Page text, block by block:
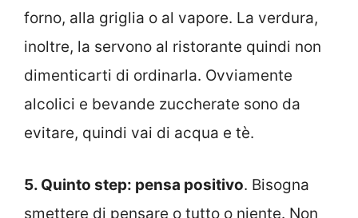
forno, alla griglia o al vapore. La verdura,
inoltre, la servono al ristorante quindi non
dimenticarti di ordinarla. Ovviamente
alcolici e bevande zuccherate sono da
evitare, quindi vai di acqua e tè.
5. Quinto step: pensa positivo. Bisogna
smettere di pensare o tutto o niente. Non